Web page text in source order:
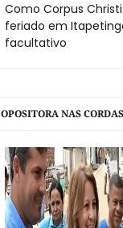
Como Corpus
feriado em
facultativo
OPOSITORA NAS